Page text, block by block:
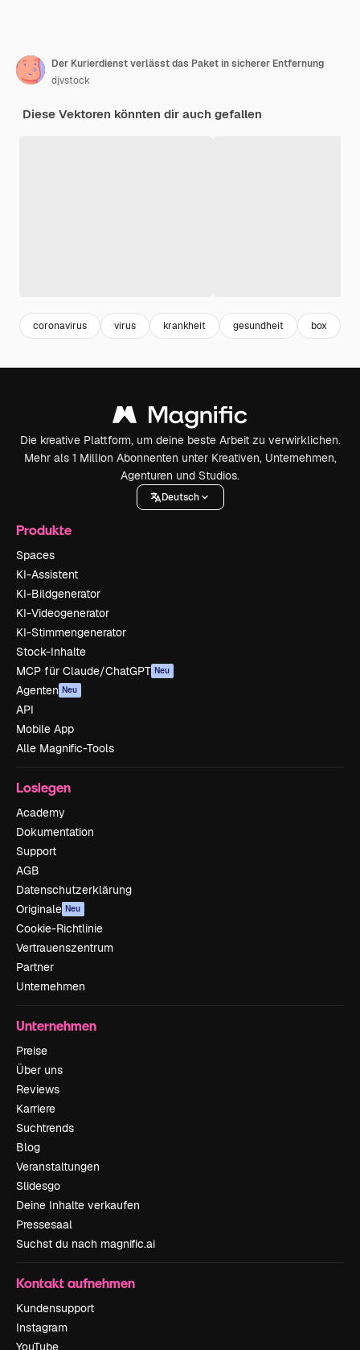
Der Kurierdienst verlässt das Paket in sicherer Entfernung
djvstock
Diese Vektoren könnten dir auch gefallen
coronavirus virus krankheit gesundheit box
Die kreative Plattform, um deine beste Arbeit zu verwirklichen.
Mehr als 1 Million Abonnenten unter Kreativen, Unternehmen,
Agenturen und Studios.
Deutsch
Produkte
Spaces
KI-Assistent
KI-Bildgenerator
KI-Videogenerator
KI-Stimmengenerator
Stock-Inhalte
MCP für Claude/ChatGPT Neu
Agenten Neu
API
Mobile App
Alle Magnific-Tools
Loslegen
Academy
Dokumentation
Support
AGB
Datenschutzerklärung
Originale Neu
Cookie-Richtlinie
Vertrauenszentrum
Partner
Unternehmen
Unternehmen
Preise
Über uns
Reviews
Karriere
Suchtrends
Blog
Veranstaltungen
Slidesgo
Deine Inhalte verkaufen
Pressesaal
Suchst du nach magnific.ai
Kontakt aufnehmen
Kundensupport
Instagram